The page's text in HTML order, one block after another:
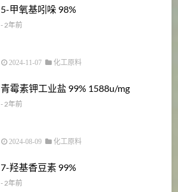
5-甲氧基吲哚 98%
- 2年前
2024-11-07 化工原料
青霉素钾工业盐 99% 1588u/mg
- 2年前
2024-08-09 化工原料
7-羟基香豆素 99%
- 2年前